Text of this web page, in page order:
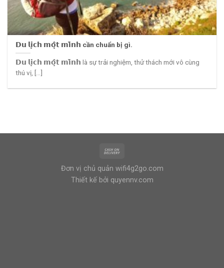
𝗗𝘂 𝗹𝗶̣𝗰𝗵 𝗺𝗼̣̂𝘁 𝗺𝗶̀𝗻𝗵 cần chuẩn bị gì.
𝗗𝘂 𝗹𝗶̣𝗰𝗵 𝗺𝗼̣̂𝘁 𝗺𝗶̀𝗻𝗵 là sự trải nghiệm, thử thách mới vô cùng
thú vị, [...]
Đơn vị chủ quản wifi4g2go.com
Thiết kế bởi quyennv.com